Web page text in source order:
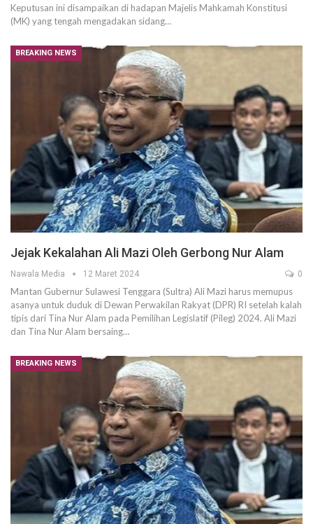
Keputusan ini disampaikan di hadapan Majelis Mahkamah Konstitusi
(MK) yang tengah mengadakan sidang…
BREAKING NEWS
Jejak Kekalahan Ali Mazi Oleh Gerbong Nur Alam
Nawala Media 12 Maret 2024 0
Mantan Gubernur Sulawesi Tenggara (Sultra) Ali Mazi harus memupus
asanya untuk duduk di Dewan Perwakilan Rakyat (DPR) RI setelah kalah
tipis dari Tina Nur Alam pada Pemilihan Legislatif (Pileg) 2024. Ali Mazi
dan Tina Nur Alam bersaing…
BREAKING NEWS